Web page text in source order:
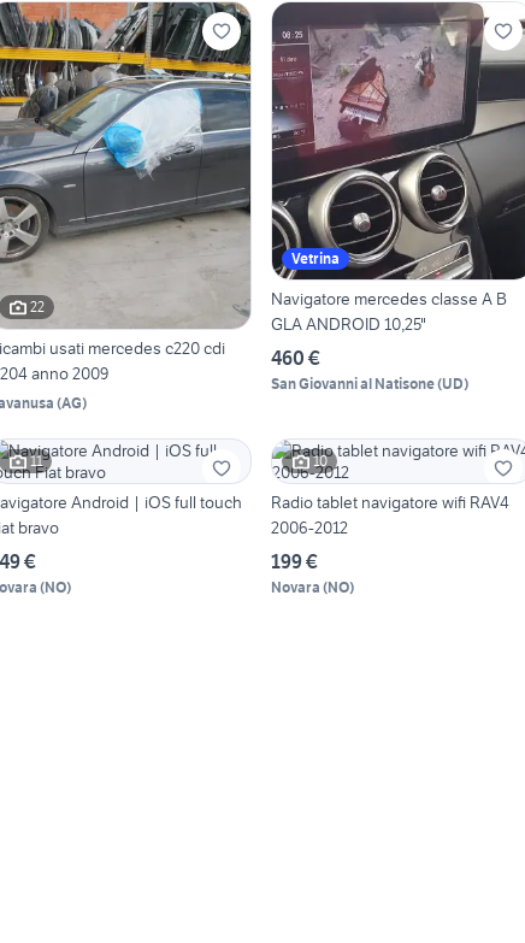
22
usati mercedes c220 cdi
anno 2009
(AG)
Vetrina
Navigatore mercedes classe A B
GLA ANDROID 10,25"
460 €
San Giovanni al Natisone(UD)
11
Android | iOS full touch
bravo
€
(NO)
10
Radio tablet navigatore wifi RAV4
2006-2012
199 €
Novara (NO)